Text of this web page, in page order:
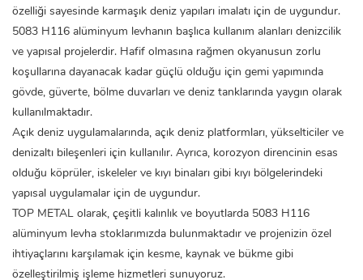
özelliği sayesinde karmaşık deniz yapıları imalatı için de uygundur.
5083 H116 alüminyum levhanın başlıca kullanım alanları denizcilik
ve yapısal projelerdir. Hafif olmasına rağmen okyanusun zorlu
koşullarına dayanacak kadar güçlü olduğu için gemi yapımında
gövde, güverte, bölme duvarları ve deniz tanklarında yaygın olarak
kullanılmaktadır.
Açık deniz uygulamalarında, açık deniz platformları, yükselticiler ve
denizaltı bileşenleri için kullanılır. Ayrıca, korozyon direncinin esas
olduğu köprüler, iskeleler ve kıyı binaları gibi kıyı bölgelerindeki
yapısal uygulamalar için de uygundur.
TOP METAL olarak, çeşitli kalınlık ve boyutlarda 5083 H116
alüminyum levha stoklarımızda bulunmaktadır ve projenizin özel
ihtiyaçlarını karşılamak için kesme, kaynak ve bükme gibi
özelleştirilmiş işleme hizmetleri sunuyoruz.